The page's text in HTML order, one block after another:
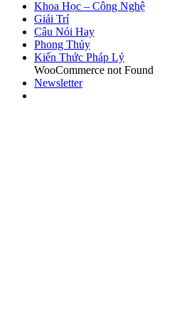
Khoa Học – Công Nghệ
Giải Trí
Câu Nói Hay
Phong Thủy
Kiến Thức Pháp Lý
WooCommerce not Found
Newsletter